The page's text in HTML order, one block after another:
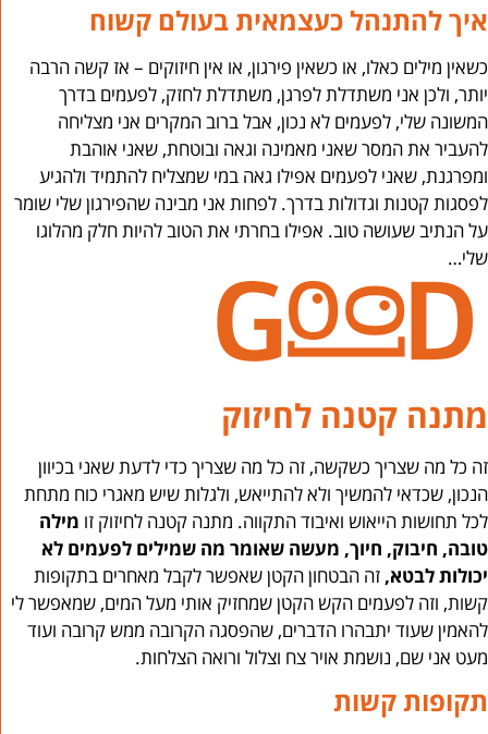
איך להתנהל כעצמאית בעולם קשוח
כשאין מילים כאלו, או כשאין פירגון, או אין חיזוקים – אז קשה הרבה
יותר, ולכן אני משתדלת לפרגן, משתדלת לחזק, לפעמים בדרך
המשונה שלי, לפעמים לא נכון, אבל ברוב המקרים אני מצליחה
להעביר את המסר שאני מאמינה וגאה ובוטחת, שאני אוהבת
ומפרגנת, שאני לפעמים אפילו גאה במי שמצליח להתמיד ולהגיע
לפסגות קטנות וגדולות בדרך. לפחות אני מבינה שהפירגון שלי שומר
על הנתיב שעושה טוב. אפילו בחרתי את הטוב להיות חלק מהלוגו
שלי…
מתנה קטנה לחיזוק
זה כל מה שצריך כשקשה, זה כל מה שצריך כדי לדעת שאני בכיוון
הנכון, שכדאי להמשיך ולא להתייאש, ולגלות שיש מאגרי כוח מתחת
לכל תחושות הייאוש ואיבוד התקווה. מתנה קטנה לחיזוק זו מילה
טובה, חיבוק, חיוך, מעשה שאומר מה שמילים לפעמים לא
יכולות לבטא, זה הבטחון הקטן שאפשר לקבל מאחרים בתקופות
קשות, וזה לפעמים הקש הקטן שמחזיק אותי מעל המים, שמאפשר לי
להאמין שעוד יתבהרו הדברים, שהפסגה הקרובה ממש קרובה ועוד
מעט אני שם, נושמת אויר צח וצלול ורואה הצלחות.
תקופות קשות